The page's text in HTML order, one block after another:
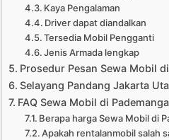
Kaya Pengalaman
Driver dapat diandalkan
Tersedia Mobil Pengganti
Jenis Armada lengkap
Prosedur Pesan Sewa Mobil
Selayang Pandang Jakarta
FAQ Sewa Mobil di
Berapa harga Sewa Mobil di
Apakah rentalanmobil salah